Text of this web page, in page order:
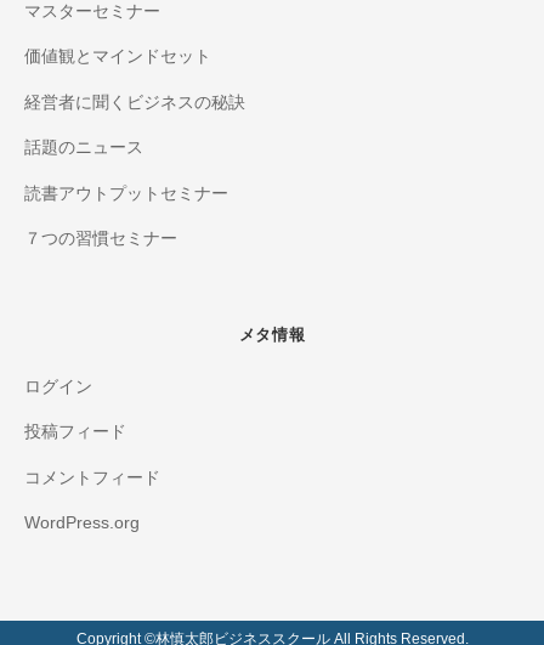
マスターセミナー
価値観とマインドセット
経営者に聞くビジネスの秘訣
話題のニュース
読書アウトプットセミナー
７つの習慣セミナー
メタ情報
ログイン
投稿フィード
コメントフィード
WordPress.org
Copyright ©️林慎太郎ビジネススクール All Rights Reserved.